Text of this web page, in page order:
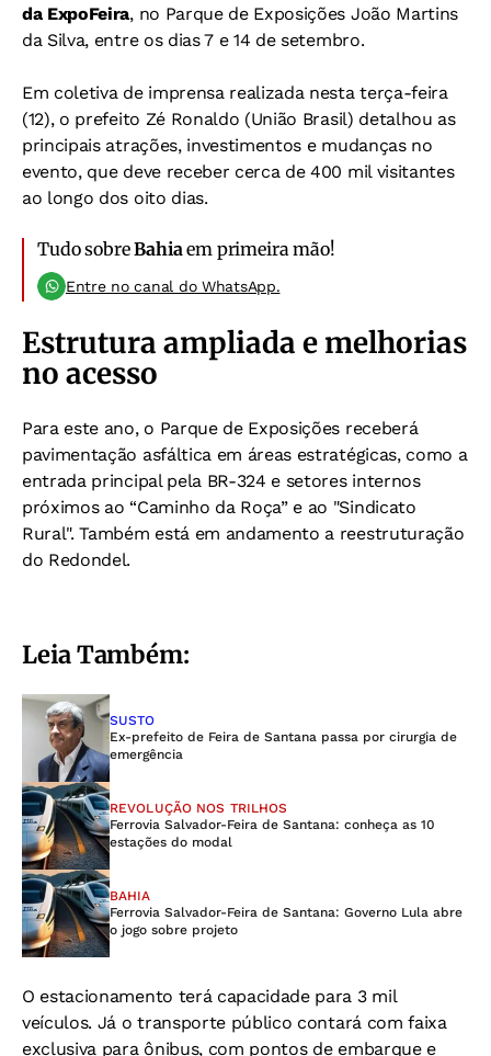
da ExpoFeira, no Parque de Exposições João Martins
da Silva, entre os dias 7 e 14 de setembro.
Em coletiva de imprensa realizada nesta terça-feira
(12), o prefeito Zé Ronaldo (União Brasil) detalhou as
principais atrações, investimentos e mudanças no
evento, que deve receber cerca de 400 mil visitantes
ao longo dos oito dias.
Tudo sobreBahiaem primeira mão!
Entre no canal do WhatsApp.
Estrutura ampliada e melhorias
no acesso
Para este ano, o Parque de Exposições receberá
pavimentação asfáltica em áreas estratégicas, como a
entrada principal pela BR-324 e setores internos
próximos ao “Caminho da Roça” e ao "Sindicato
Rural". Também está em andamento a reestruturação
do Redondel.
Leia Também:
SUSTO
Ex-prefeito de Feira de Santana passa por cirurgia de
emergência
REVOLUÇÃO NOS TRILHOS
Ferrovia Salvador-Feira de Santana: conheça as 10
estações do modal
BAHIA
Ferrovia Salvador-Feira de Santana: Governo Lula abre
o jogo sobre projeto
O estacionamento terá capacidade para 3 mil
veículos. Já o transporte público contará com faixa
exclusiva para ônibus, com pontos de embarque e